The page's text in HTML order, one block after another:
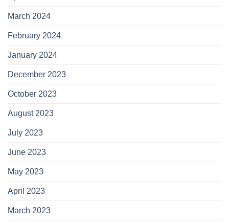
March 2024
February 2024
January 2024
December 2023
October 2023
August 2023
July 2023
June 2023
May 2023
April 2023
March 2023